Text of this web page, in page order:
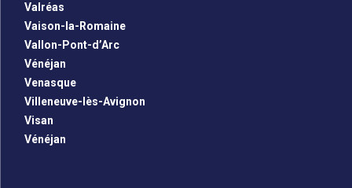
Valréas
Vaison-la-Romaine
Vallon-Pont-d’Arc
Vénéjan
Venasque
Villeneuve-lès-Avignon
Visan
Vénéjan